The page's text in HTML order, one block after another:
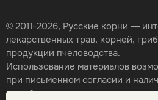
© 2011-2026, Русские корни —
лекарственных трав, корней,
продукции пчеловодства.
Использование материалов
при письменном согласии и
на сайт.